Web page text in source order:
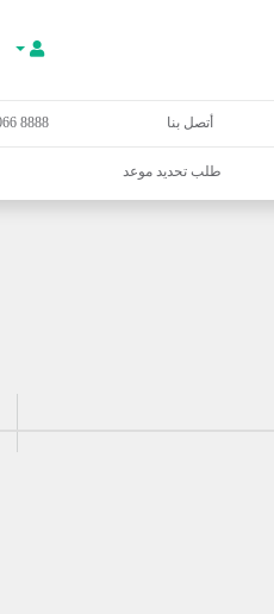
أتصل بنا 8888 2066 66+
طلب تحديد موعد